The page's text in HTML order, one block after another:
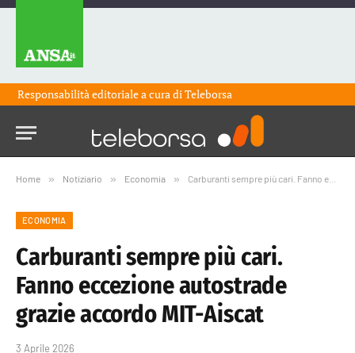
Responsabilità editoriale a cura diTeleborsa
Home » Notiziario » Economia » Carburanti sempre più cari. Fanno eccezione autostrade grazie accordo MIT-Aiscat
ECONOMIA
Carburanti sempre più cari.
Fanno eccezione autostrade
grazie accordo MIT-Aiscat
3 Aprile 2026